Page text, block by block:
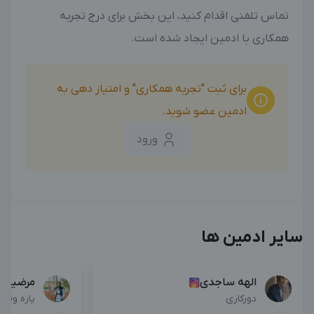
تماس تلفنی اقدام کنید، این بخش برای درج تجربه
همکاری با ادمین ایجاد شده است.
برای ثبت "تجربه همکاری" و امتیاز دهی به
ادمین عضو شوید.
ورود
سایر ادمین ها
الهه ساجدی
دورکاری
مرضیه
پاره